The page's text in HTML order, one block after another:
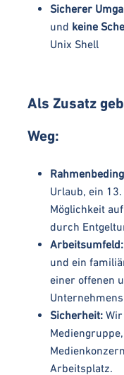
Sicherer
und keine
Unix Shell
Als Zusatz
Weg:
Urlaub, ein
Möglichkeit
durch
Arbeitsumfeld:
und ein
einer offenen
Sicherheit: Wir
Arbeitsplatz.